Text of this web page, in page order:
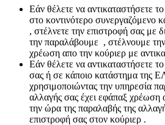
Εάν θέλετε να αντικαταστήσετε
στο κοντινότερο συνεργαζόμενο
, στέλνετε την επιστροφή σας με
την παραλάβουμε , στέλνουμε
χρέωση απο την κούριερ με
Εάν θέλετε να αντικαταστήσετε
σας ή σε κάποιο κατάστημα της
χρησιμοποιώντας την υπηρεσία
αλλαγής σας έχει εφάπαξ χρέωση
την ώρα της παραλαβής της
επιστροφή σας στον κούριερ .